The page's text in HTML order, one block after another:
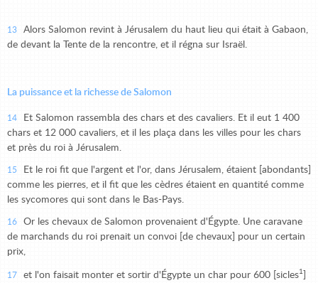
13
Alors Salomon revint à Jérusalem du haut lieu qui était à Gabaon,
de devant la Tente de la rencontre, et il régna sur Israël.
La puissance et la richesse de Salomon
14
Et Salomon rassembla des chars et des cavaliers. Et il eut 1 400
chars et 12 000 cavaliers, et il les plaça dans les villes pour les chars
et près du roi à Jérusalem.
15
Et le roi fit que l'argent et l'or, dans Jérusalem, étaient [abondants]
comme les pierres, et il fit que les cèdres étaient en quantité comme
les sycomores qui sont dans le Bas-Pays.
16
Or les chevaux de Salomon provenaient d'Égypte. Une caravane
de marchands du roi prenait un convoi [de chevaux] pour un certain
prix,
17 et l'on faisait monter et sortir d'Égypte un char pour 600 [sicles1